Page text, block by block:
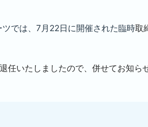
では、7月22日に開催された臨時取
いたしましたので、併せてお知ら